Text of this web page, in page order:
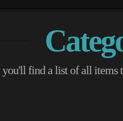
find a list of all items